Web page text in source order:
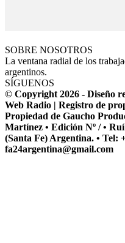
SOBRE NOSOTROS
La ventana radial de los
argentinos.
SÍGUENOS
© Copyright 2026 - Diseño
Web Radio | Registro de
Propiedad de Gaucho
Martínez • Edición Nº / •
(Santa Fe) Argentina. • Tel:
fa24argentina@gmail.com